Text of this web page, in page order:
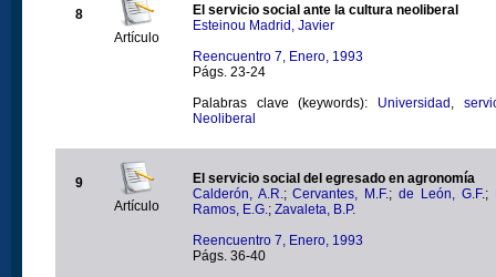
8
Artículo
El servicio social ante la cultura neoliberal
Esteinou Madrid, Javier
Reencuentro 7, Enero, 1993
Págs. 23-24
Palabras clave (keywords): Universidad
Neoliberal
9
Artículo
El servicio social del egresado en agronomía
Calderón, A.R. ; Cervantes, M.F. ; de León, G.F. ;
Ramos, E.G. ; Zavaleta, B.P.
Reencuentro 7, Enero, 1993
Págs. 36-40